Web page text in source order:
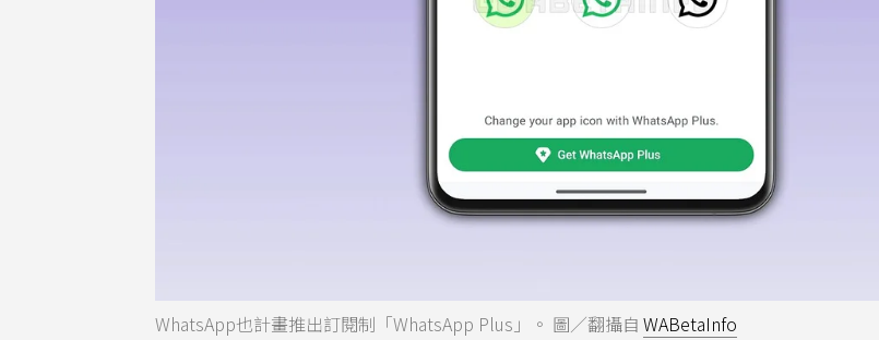
WhatsApp也計畫推出訂閱制「WhatsApp Plus」。 圖／翻攝自 WABetaInfo